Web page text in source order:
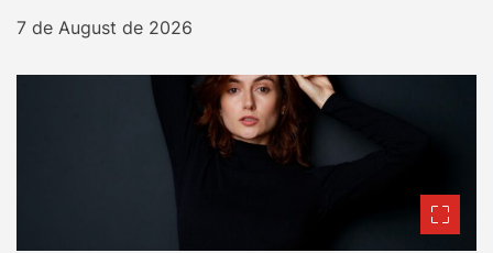
7 de August de 2026